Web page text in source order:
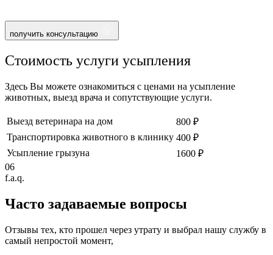
получить консультацию
Стоимость услуги усыпления
Здесь Вы можете ознакомиться с ценами на усыпление
животных, выезд врача и сопутствующие услуги.
Выезд ветеринара на дом
800 ₽
Транспортировка животного в клинику 400 ₽
Усыпление грызуна
1600 ₽
06
f.a.q.
Часто задаваемые вопросы
Отзывы тех, кто прошел через утрату и выбрал нашу службу в
самый непростой момент,